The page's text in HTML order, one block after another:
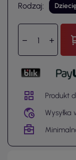
Rodzaj:
Produkt
Wysyłka